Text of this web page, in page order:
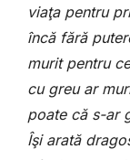
viaţa pentru
încă fără
murit pentru
cu greu ar
poate că s-ar
Îşi arată